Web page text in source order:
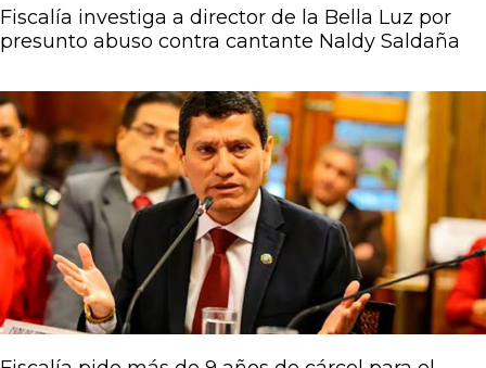
Fiscalía investiga a director de la Bella Luz por
presunto abuso contra cantante Naldy Saldaña